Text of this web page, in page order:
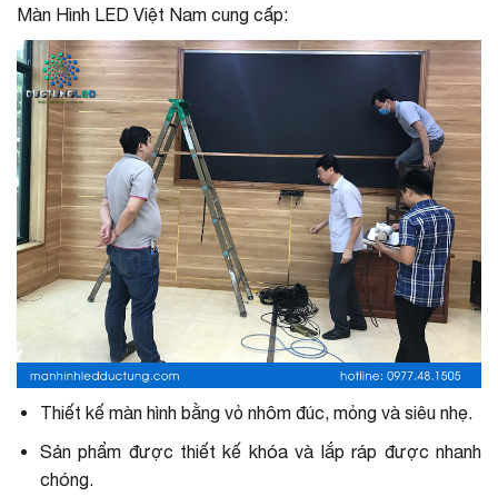
Màn Hình LED Việt Nam cung cấp:
Thiết kế màn hình bằng vỏ nhôm đúc, mỏng và siêu nhẹ.
Sản phẩm được thiết kế khóa và lắp ráp được nhanh
chóng.